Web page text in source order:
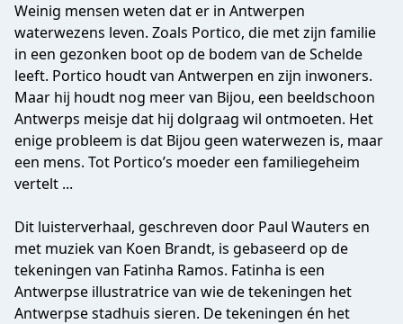
Weinig mensen weten dat er in Antwerpen
waterwezens leven. Zoals Portico, die met zijn familie
in een gezonken boot op de bodem van de Schelde
leeft. Portico houdt van Antwerpen en zijn inwoners.
Maar hij houdt nog meer van Bijou, een beeldschoon
Antwerps meisje dat hij dolgraag wil ontmoeten. Het
enige probleem is dat Bijou geen waterwezen is, maar
een mens. Tot Portico’s moeder een familiegeheim
vertelt ...
Dit luisterverhaal, geschreven door Paul Wauters en
met muziek van Koen Brandt, is gebaseerd op de
tekeningen van Fatinha Ramos. Fatinha is een
Antwerpse illustratrice van wie de tekeningen het
Antwerpse stadhuis sieren. De tekeningen én het